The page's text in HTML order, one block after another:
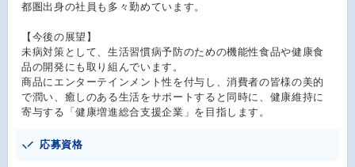
都圏出身の社員も多々勤めています。
【今後の展望】
未病対策として、生活習慣病予防のための機能性食品や健康食
品の開発にも取り組んでいます。
商品にエンターテインメント性を付与し、消費者の皆様の美的
で潤い、癒しのある生活をサポートすると同時に、健康維持に
寄与する「健康増進総合支援企業」を目指します。
応募資格